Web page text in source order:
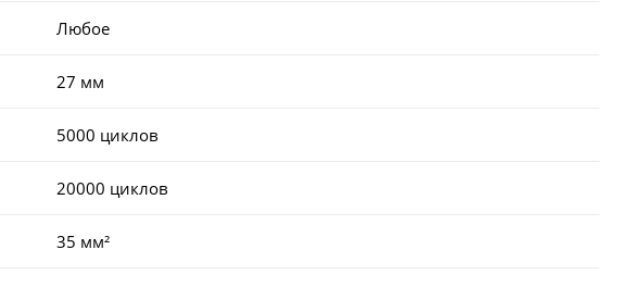
Любое
27 мм
5000 циклов
20000 циклов
35 мм²